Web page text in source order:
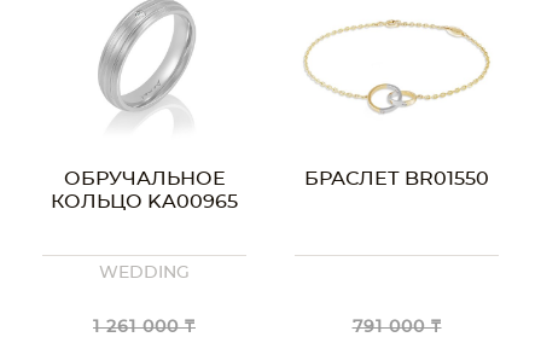
ОБРУЧАЛЬНОЕ
КОЛЬЦО KA00965
WEDDING
1 261 000 ₸
БРАСЛЕТ BR01550
791 000 ₸